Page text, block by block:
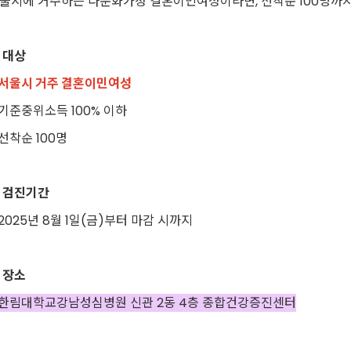
상
울시 거주 결혼이민여성
준중위소득 100% 이하
착순 100명
진기간
년 8월 1일(금)부터 마감 시까지
소
림대학교강남성심병원 신관 2동 4층 종합건강증진센터